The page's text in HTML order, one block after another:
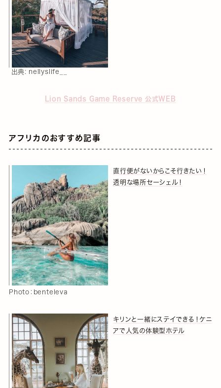
出典: nellyslife__
Lion Sands Game Reserve 公式WEB
アフリカのおすすめ記事
Photo：benteleva
直行便がないからこそ行きたい！
透明な場所セーシェル！
キリンと一緒にステイできる！ケニ
アで人気の体験型ホテル